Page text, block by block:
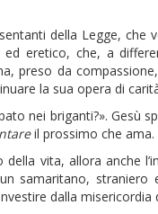
della Legge, che
eretico, che, a
preso da
la sua opera di
nei briganti?». Gesù
il prossimo che ama.
vita, allora anche
samaritano, straniero
dalla misericordia